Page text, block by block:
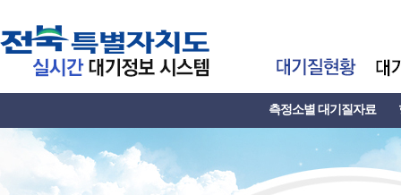
측정소별 대기질자료